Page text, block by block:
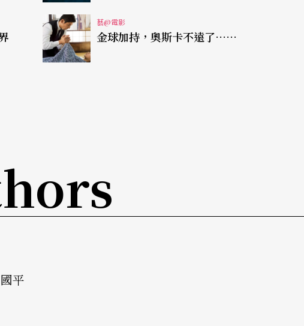
幫助她完成一輩子的夢想。這次惡搞對象是近幾年來
明星夢》、《留住最後一支舞》、《閃舞》等片無一倖
紀錄片《跳舞時代》導演郭珍弟執導，蔡淑臻與張孝
養老院的男看護，蔡淑臻則飾演為躲債來到西螺的國標
國女孩排除萬難，在開羅找到傳奇肚皮舞大師的拜師學
藝@電影
金球加持，奧斯卡不遠了……
平